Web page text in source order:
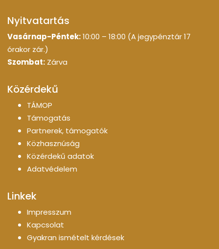
Nyitvatartás
Vasárnap-Péntek:10:00 – 18:00 (A jegypénztár 17
órakor zár.)
Szombat: Zárva
Közérdekű
TÁMOP
Támogatás
Partnerek, támogatók
Közhasznúság
Közérdekű adatok
Adatvédelem
Linkek
Impresszum
Kapcsolat
Gyakran ismételt kérdések